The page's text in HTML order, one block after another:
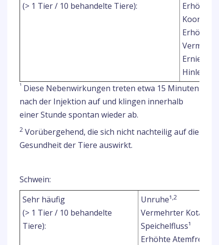
(> 1 Tier / 10 behandelte Tiere):
Erhöhte
Erhöhte
Hinlegen
¹ Diese Nebenwirkungen treten etwa 15 Minuten
nach der Injektion auf und klingen innerhalb
einer Stunde spontan wieder ab.
2 Vorübergehend, die sich nicht nachteilig auf die
Gesundheit der Tiere auswirkt.
Schwein:
Sehr häufig
(> 1 Tier / 10 behandelte
Tiere):
Unruhe¹,2
Vermehrter
Speichelfluss¹
Erhöhte